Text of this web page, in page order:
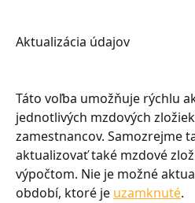
Aktualizácia údajov
Táto voľba umožňuje rýchlu
jednotlivých mzdových
zamestnancov. Samozrejme
aktualizovať také mzdové
výpočtom. Nie je možné
období, ktoré je uzamknuté.